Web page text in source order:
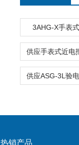
3AHG-X手表
热销产品